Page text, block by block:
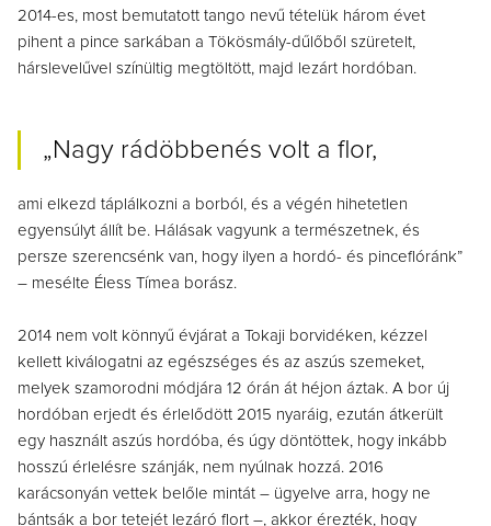
2014-es, most bemutatott tango nevű tételük három évet
pihent a pince sarkában a Tökösmály-dűlőből szüretelt,
hárslevelűvel színültig megtöltött, majd lezárt hordóban.
„Nagy rádöbbenés volt a flor,
ami elkezd táplálkozni a borból, és a végén hihetetlen
egyensúlyt állít be. Hálásak vagyunk a természetnek, és
persze szerencsénk van, hogy ilyen a hordó- és pinceflóránk”
– mesélte Éless Tímea borász.
2014 nem volt könnyű évjárat a Tokaji borvidéken, kézzel
kellett kiválogatni az egészséges és az aszús szemeket,
melyek szamorodni módjára 12 órán át héjon áztak. A bor új
hordóban erjedt és érlelődött 2015 nyaráig, ezután átkerült
egy használt aszús hordóba, és úgy döntöttek, hogy inkább
hosszú érlelésre szánják, nem nyúlnak hozzá. 2016
karácsonyán vettek belőle mintát – ügyelve arra, hogy ne
bántsák a bor tetejét lezáró flort –, akkor érezték, hogy